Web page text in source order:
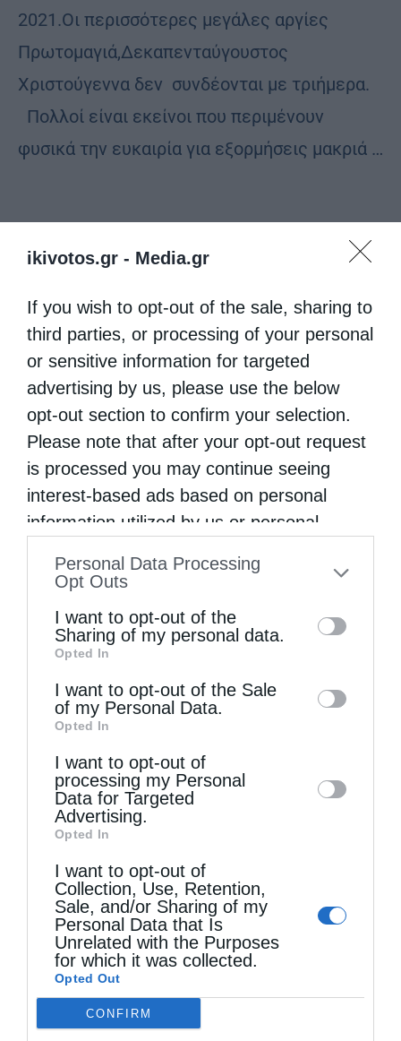
ikivotos.gr - Media.gr
If you wish to opt-out of the sale, sharing to
third parties, or processing of your personal
or sensitive information for targeted
advertising by us, please use the below
opt-out section to confirm your selection.
Please note that after your opt-out request
is processed you may continue seeing
interest-based ads based on personal
information utilized by us or personal
to your opt-out. You may separately opt-out
information by third parties on the IAB’s list
of downstream participants. This
information may also be disclosed by us to
third parties on theIAB’s List of
Downstream Participants
disclose it to other third parties.
Personal Data Processing
Opt Outs
I want to opt-out of the
Sharing of my personal data.
Opted In
I want to opt-out of the Sale
of my Personal Data.
Opted In
I want to opt-out of
processing my Personal
Data for Targeted
Advertising.
Opted In
I want to opt-out of
Collection, Use, Retention,
Sale, and/or Sharing of my
Personal Data that Is
Unrelated with the Purposes
for which it was collected.
Opted Out
CONFIRM
2021.Οι περισσότερες μεγάλες αργίες
Πρωτομαγιά,Δεκαπενταύγουστος
Χριστούγεννα δεν συνδέονται με τριήμερα.
Πολλοί είναι εκείνοι που περιμένουν
φυσικά την ευκαιρία για εξορμήσεις μακριά …
Ελληνικός Ερυθρός Σταυρός: Τι πρέπει να
περιέχει ένα φαρμακείο διακοπών
Η πανήγυρις της Μεταμορφώσεως του Σωτήρος
στη Θεσσαλονίκη
Όταν είσαι ευλαβής